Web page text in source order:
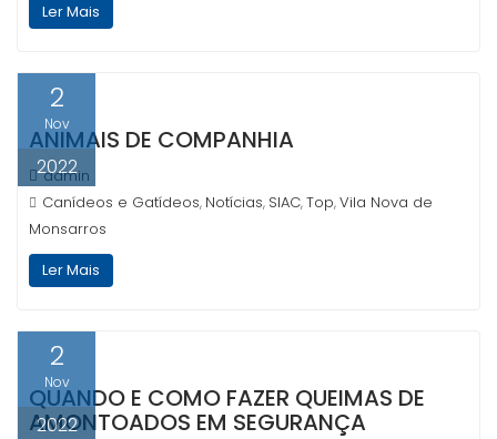
Ler Mais
2
Nov
2022
ANIMAIS DE COMPANHIA
admin
Canídeos e Gatídeos, Notícias, SIAC,Top,Vila Nova de
Monsarros
Ler Mais
2
Nov
2022
QUANDO E COMO FAZER QUEIMAS DE
AMONTOADOS EM SEGURANÇA